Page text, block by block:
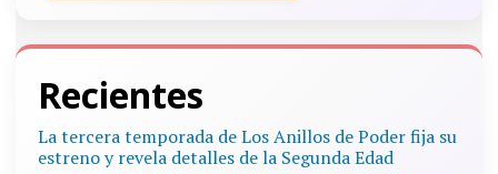
Recientes
La tercera temporada de Los Anillos de Poder fija su
estreno y revela detalles de la Segunda Edad